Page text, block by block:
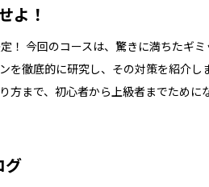
よ！
今回のコースは、驚きに満ちたギミ
徹底的に研究し、その対策を紹介し
まで、初心者から上級者までために
グ